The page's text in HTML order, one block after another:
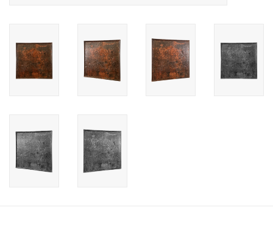
AI-Ready Database
Login